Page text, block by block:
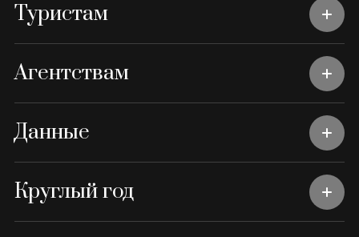
Туристам
Агентствам
Данные
Круглый год